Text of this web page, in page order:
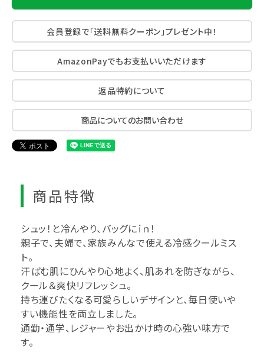
会員登録で「送料無料クーポン」プレゼント中！
AmazonPayでもお支払いいただけます
返品特約について
商品についてのお問い合わせ
商品特徴
シュッ！と冷んやり、バッグにｉｎ！
親子で、夫婦で、家族みんなで使える冷感クールミス
ト。
汗ばむ肌にひんやり心地よく、肌あれを防ぎながら、
クール＆爽快リフレッシュ。
持ち運びたくなる可愛らしいデザインと、毎日使いや
すい機能性を両立しました。
通勤・通学、レジャーやお出かけ時の心強い味方で
す。